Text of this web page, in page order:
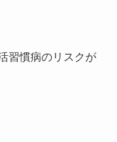
習慣病のリスクが